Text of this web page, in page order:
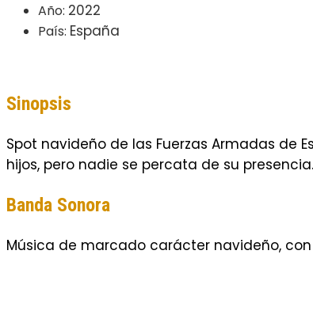
Año: 2022
País: España
Sinopsis
Spot navideño de las Fuerzas Armadas de
hijos, pero nadie se percata de su presencia.
Banda Sonora
Música de marcado carácter navideño,